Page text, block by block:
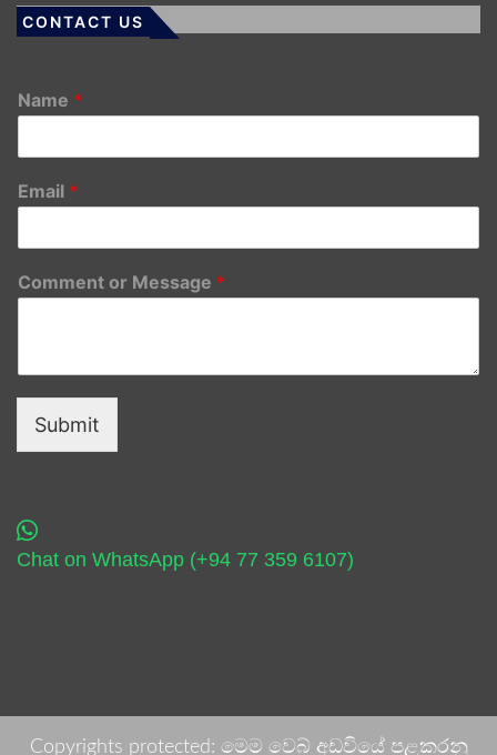
CONTACT US
Name *
Email *
Comment or Message *
Submit
Chat on WhatsApp (+94 77 359 6107)
Copyrights protected: මෙම වෙබ් අඩවියේ පළකරනු